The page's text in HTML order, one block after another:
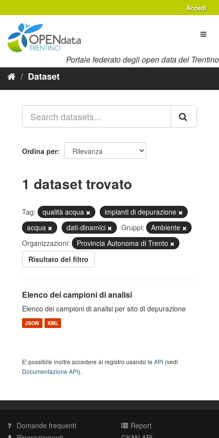
al
contenuto
Accedi
Portale federato degli open data del Trentino
Dataset
Ordina per
1 dataset trovato
Tag: qualità acqua
impianti di depurazione
acqua
dati-dinamici Gruppi:
Ambiente
Organizzazioni:
Provincia Autonoma di Trento
Risultato del filtro
Elenco dei campioni di analisi
Elenco dei campioni di analisi per sito di depurazione
JSON XML
E' possibile inoltre accedere al registro usando le API (vedi
Documentazione API).
Domande frequenti
Report